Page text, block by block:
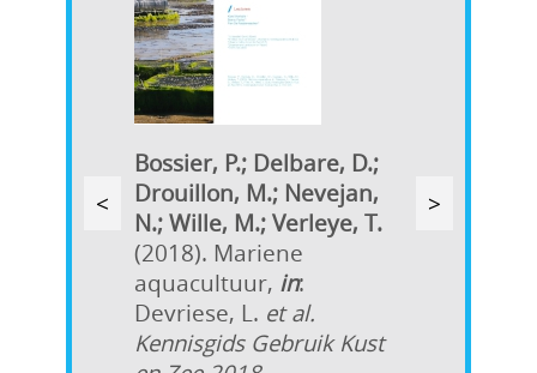
< >
Bossier, P.; Delbare, D.;
Drouillon, M.; Nevejan,
N.; Wille, M.; Verleye, T.
(2018). Mariene
aquacultuur, in:
Devriese, L. et al.
Kennisgids Gebruik Kust